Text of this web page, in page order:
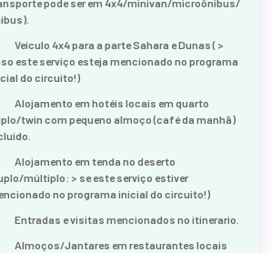
pode ser em 4x4/minivan/microônibus/
Veículo 4x4 para a parte Sahara e Dunas ( >
este serviço esteja mencionado no programa
do circuito!)
Alojamento em hotéis locais em quarto
twin com pequeno almoço (café da manhã)
Alojamento em tenda no deserto
múltiplo: > se este serviço estiver
no programa inicial do circuito!)
Entradas e visitas mencionados no itinerario.
Almoços/Jantares em restaurantes locais